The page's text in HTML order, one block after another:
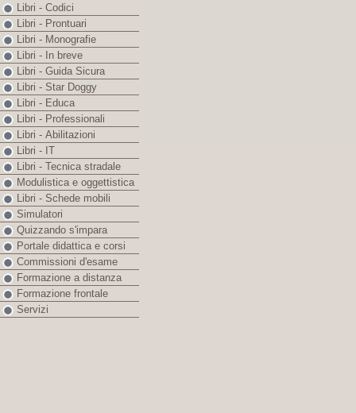
Libri - Codici
Libri - Prontuari
Libri - Monografie
Libri - In breve
Libri - Guida Sicura
Libri - Star Doggy
Libri - Educa
Libri - Professionali
Libri - Abilitazioni
Libri - IT
Libri - Tecnica stradale
Modulistica e oggettistica
Libri - Schede mobili
Simulatori
Quizzando s'impara
Portale didattica e corsi
Commissioni d'esame
Formazione a distanza
Formazione frontale
Servizi